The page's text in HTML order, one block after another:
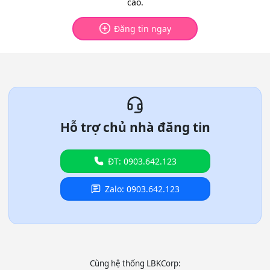
Đăng tin ngay
Hỗ trợ chủ nhà đăng tin
ĐT: 0903.642.123
Zalo: 0903.642.123
Cùng hệ thống LBKCorp: